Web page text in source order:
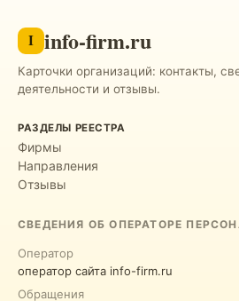
I info-firm.ru
Карточки организаций: контакты,
деятельности и отзывы.
РАЗДЕЛЫ РЕЕСТРА
Фирмы
Направления
Отзывы
СВЕДЕНИЯ ОБ ОПЕРАТОРЕ
Оператор
оператор сайта info-firm.ru
Обращения